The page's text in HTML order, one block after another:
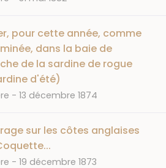
pour cette année, comme
dans la baie de
de la sardine de rogue
d'été)
DATE
13 décembre 1874
sur les côtes anglaises
DATE
19 décembre 1873